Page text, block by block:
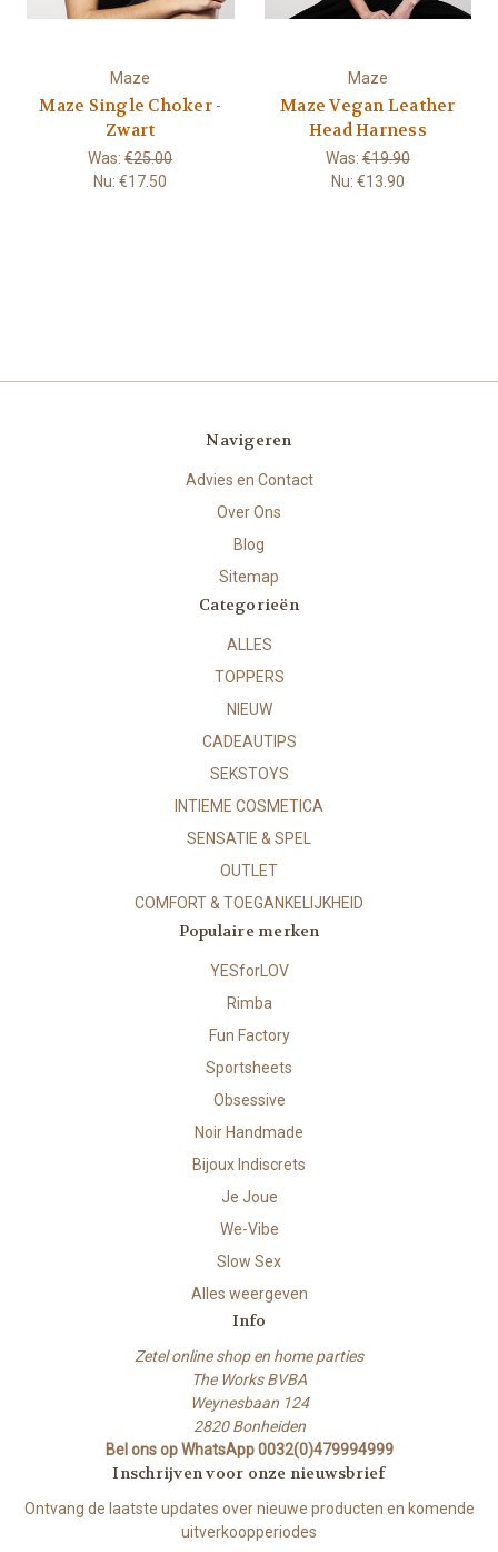
Maze
Maze Single Choker -
Zwart
Was:€25.00
Nu:€17.50
Maze
Maze Vegan Leather
Head Harness
Was:€19.90
Nu: €13.90
Navigeren
Advies en Contact
Over Ons
Blog
Sitemap
Categorieën
ALLES
TOPPERS
NIEUW
CADEAUTIPS
SEKSTOYS
INTIEME COSMETICA
SENSATIE & SPEL
OUTLET
COMFORT & TOEGANKELIJKHEID
Populaire merken
YESforLOV
Rimba
Fun Factory
Sportsheets
Obsessive
Noir Handmade
Bijoux Indiscrets
Je Joue
We-Vibe
Slow Sex
Alles weergeven
Info
Zetel online shop en home parties
The Works BVBA
Weynesbaan 124
2820 Bonheiden
Bel ons op WhatsApp 0032(0)479994999
Inschrijven voor onze nieuwsbrief
Ontvang de laatste updates over nieuwe producten en komende
uitverkoopperiodes